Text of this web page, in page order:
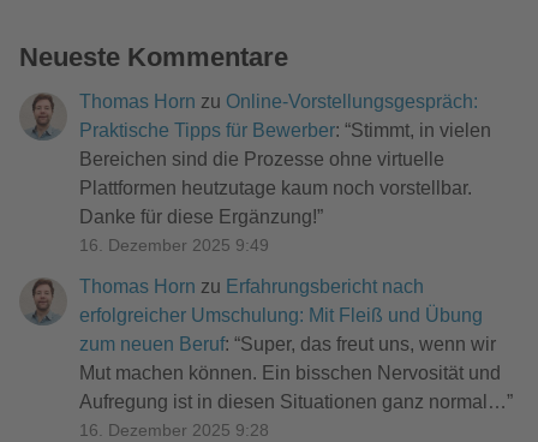
Neueste Kommentare
Thomas Horn zu Online-Vorstellungsgespräch:
Praktische Tipps für Bewerber: “Stimmt, in vielen
Bereichen sind die Prozesse ohne virtuelle
Plattformen heutzutage kaum noch vorstellbar.
Danke für diese Ergänzung!”
16. Dezember 2025 9:49
Thomas Horn zu Erfahrungsbericht nach
erfolgreicher Umschulung: Mit Fleiß und Übung
zum neuen Beruf: “Super, das freut uns, wenn wir
Mut machen können. Ein bisschen Nervosität und
Aufregung ist in diesen Situationen ganz normal…”
16. Dezember 2025 9:28